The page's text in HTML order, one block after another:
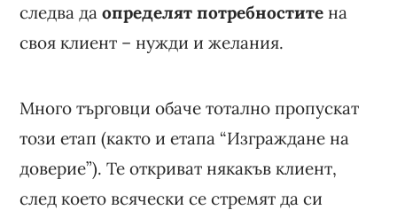
следва даопределят потребностите на
своя клиент – нужди и желания.
Много търговци обаче тотално пропускат
този етап (както и етапа “Изграждане на
доверие”). Те откриват някакъв клиент,
след което всячески се стремят да си